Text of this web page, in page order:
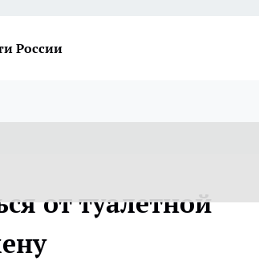
России
от туалетной